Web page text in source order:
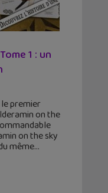
1 : un
premier
on the
on the sky
même